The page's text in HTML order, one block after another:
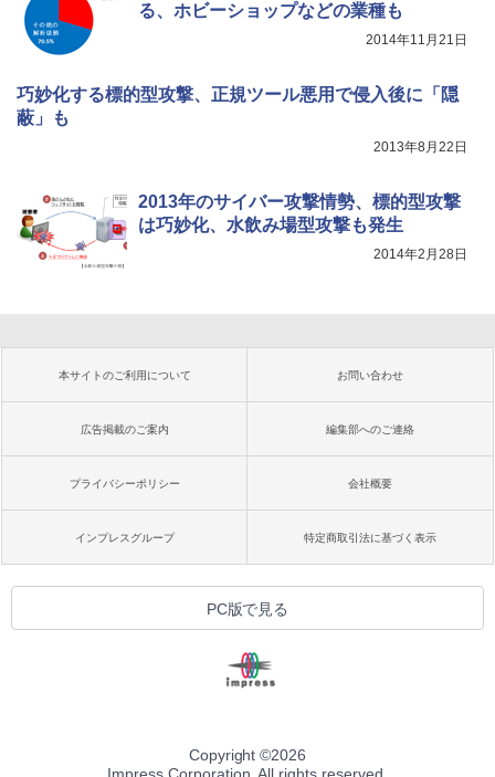
る、ホビーショップなどの業種も
2014年11月21日
巧妙化する標的型攻撃、正規ツール悪用で侵入後に「隠
蔽」も
2013年8月22日
2013年のサイバー攻撃情勢、標的型攻撃
は巧妙化、水飲み場型攻撃も発生
2014年2月28日
本サイトのご利用について お問い合わせ
広告掲載のご案内 編集部へのご連絡
プライバシーポリシー 会社概要
インプレスグループ 特定商取引法に基づく表示
PC版で見る
Copyright ©2026